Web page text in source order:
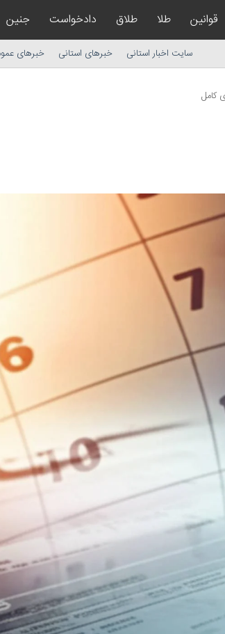
قوانین طلا طلاق دادخواست جنین
سایت اخبار استانی خبرهای استانی خبرهای
کامل